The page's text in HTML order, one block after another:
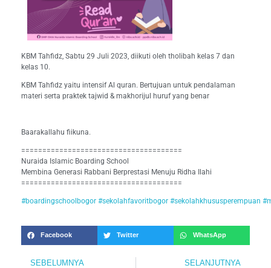
KBM Tahfidz, Sabtu 29 Juli 2023, diikuti oleh tholibah kelas 7 dan
kelas 10.
KBM Tahfidz yaitu intensif Al quran. Bertujuan untuk pendalaman
materi serta praktek tajwid & makhorijul huruf yang benar
Baarakallahu fiikuna.
======================================
Nuraida Islamic Boarding School
Membina Generasi Rabbani Berprestasi Menuju Ridha Ilahi
======================================
#boardingschoolbogor #sekolahfavoritbogor #sekolahkhususperempuan
Facebook Twitter WhatsApp
SEBELUMNYA SELANJUTNYA